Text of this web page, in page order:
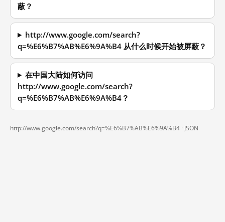
蔽？
http://www.google.com/search?
q=%E6%B7%AB%E6%9A%B4 从什么时候开始被屏蔽？
在中国大陆如何访问
http://www.google.com/search?
q=%E6%B7%AB%E6%9A%B4？
http://www.google.com/search?q=%E6%B7%AB%E6%9A%B4 · JSON